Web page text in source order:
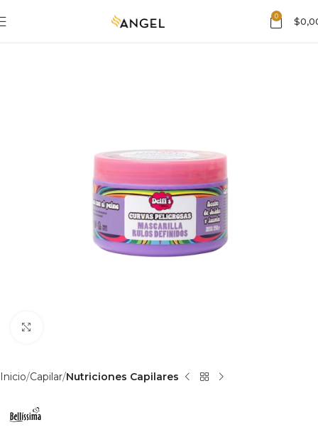
0 $
Inicio Capilar Nutriciones Capilares